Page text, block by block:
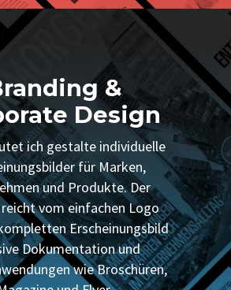
&
Design
ich gestalte individuelle
für Marken,
und Produkte. Der
vom einfachen Logo
Erscheinungsbild
Dokumentation und
wie Broschüren,